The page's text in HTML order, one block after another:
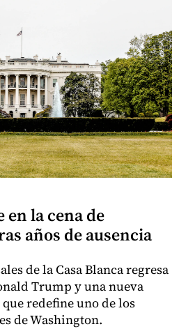
la cena de
años de ausencia
de la Casa Blanca regresa
Trump y una nueva
redefine uno de los
de Washington.